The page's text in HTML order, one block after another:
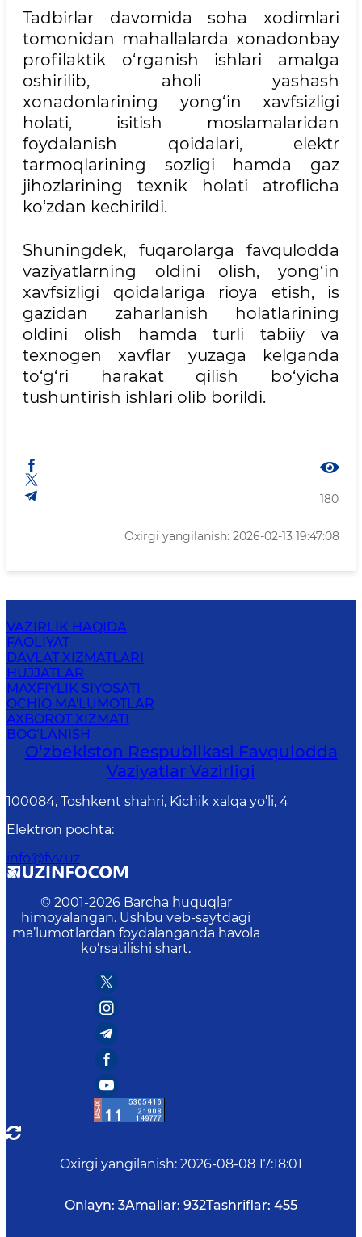
Tadbirlar davomida soha xodimlari
tomonidan mahallalarda xonadonbay
profilaktik o‘rganish ishlari amalga
oshirilib, aholi yashash
xonadonlarining yong‘in xavfsizligi
holati, isitish moslamalaridan
foydalanish qoidalari, elektr
tarmoqlarining sozligi hamda gaz
jihozlarining texnik holati atroflicha
ko‘zdan kechirildi.
Shuningdek, fuqarolarga favqulodda
vaziyatlarning oldini olish, yong‘in
xavfsizligi qoidalariga rioya etish, is
gazidan zaharlanish holatlarining
oldini olish hamda turli tabiiy va
texnogen xavflar yuzaga kelganda
to‘g‘ri harakat qilish bo‘yicha
tushuntirish ishlari olib borildi.
180
Oxirgi yangilanish: 2026-02-13 19:47:08
VAZIRLIK HAQIDA
FAOLIYAT
DAVLAT XIZMATLARI
HUJJATLAR
MAXFIYLIK SIYOSATI
OCHIQ MA'LUMOTLAR
AXBOROT XIZMATI
BOG‘LANISH
O‘zbеkistоn Rеspublikаsi Favqulodda
Vaziyatlar Vazirligi
100084, Toshkent shahri, Kichik xalqa yo’li, 4
Elektron pochta:
info@fvv.uz
© 2001-2026 Barcha huquqlar
himoyalangan. Ushbu veb-saytdagi
ma’lumotlardan foydalanganda havola
ko‘rsatilishi shart.
Oxirgi yangilanish: 2026-08-08 17:18:01
Onlayn: 3Amallar: 932Tashriflar: 455